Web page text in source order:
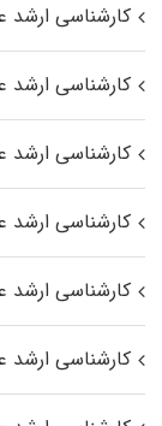
کارشناسی ارشد
کارشناسی ارشد
کارشناسی ارشد
کارشناسی ارشد
کارشناسی ارشد
کارشناسی ارشد